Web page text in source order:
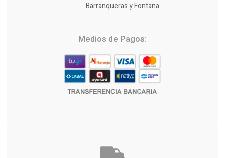
Barranqueras y Fontana.
Medios de Pagos: